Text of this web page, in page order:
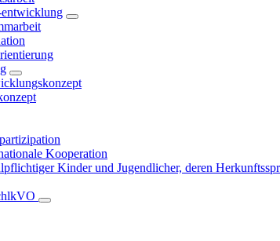
entwicklung
Kooperation
Kinder und Jugendlicher, deren